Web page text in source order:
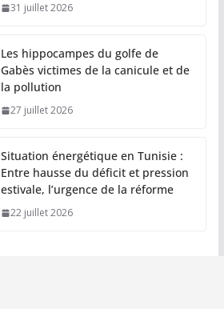
31 juillet 2026
Les hippocampes du golfe de
Gabès victimes de la canicule et de
la pollution
27 juillet 2026
Situation énergétique en Tunisie :
Entre hausse du déficit et pression
estivale, l’urgence de la réforme
22 juillet 2026